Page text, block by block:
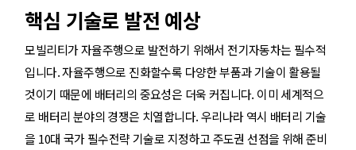
핵심 기술로 발전 예상
모빌리티가 자율주행으로 발전하기 위해서 전기자동차는 필수적
입니다. 자율주행으로 진화할수록 다양한 부품과 기술이 활용될
것이기 때문에 배터리의 중요성은 더욱 커집니다. 이미 세계적으
로 배터리 분야의 경쟁은 치열합니다. 우리나라 역시 배터리 기술
을 10대 국가 필수전략 기술로 지정하고 주도권 선점을 위해 준비